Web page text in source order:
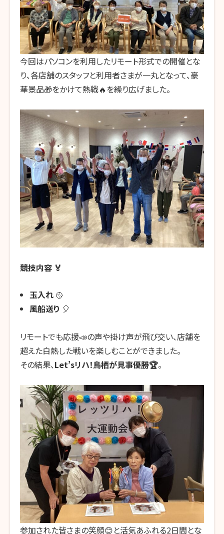
今回はパソコンを利用したリモート形式での開催とな
り、各店舗のスタッフと利用者さまが一丸となって、豪
華景品🎁をかけて熱戦🔥を繰り広げました。
競技内容 🏅
玉入れ 🥎
風船送り 🎈
リモートでも応援📣の声や掛け声が飛び交い、店舗を
超えた白熱した戦いを楽しむことができました。
その結果、Let’sリハ！鳥栖が見事優勝🏆。
参加された皆さまの笑顔😊と活気あふれる2日間とな